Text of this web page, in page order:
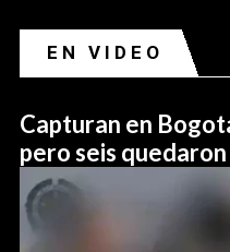
EN VIDEO
Capturan en
pero seis